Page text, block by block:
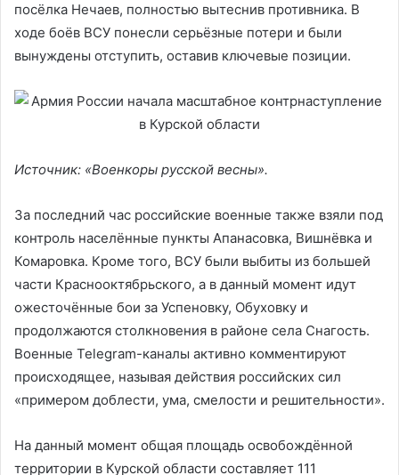
посёлка Нечаев, полностью вытеснив противника. В
ходе боёв ВСУ понесли серьёзные потери и были
вынуждены отступить, оставив ключевые позиции.
Источник: «Военкоры русской весны».
За последний час российские военные также взяли под
контроль населённые пункты Апанасовка, Вишнёвка и
Комаровка. Кроме того, ВСУ были выбиты из большей
части Краснооктябрьского, а в данный момент идут
ожесточённые бои за Успеновку, Обуховку и
продолжаются столкновения в районе села Снагость.
Военные Telegram-каналы активно комментируют
происходящее, называя действия российских сил
«примером доблести, ума, смелости и решительности».
На данный момент общая площадь освобождённой
территории в Курской области составляет 111